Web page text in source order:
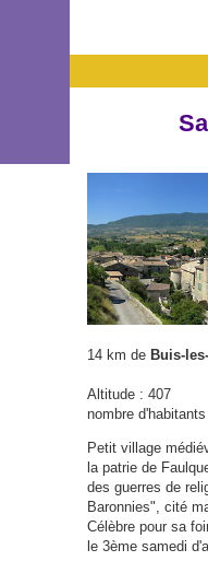
14 km de Buis-
Altitude : 407
nombre
Petit village
la patrie de
des guerres de
Baronnies", cité
Célèbre pour sa
le 3ème samedi